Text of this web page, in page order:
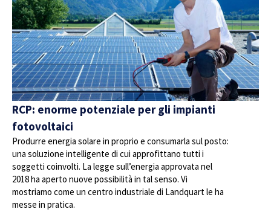
RCP: enorme potenziale per gli impianti
fotovoltaici
Produrre energia solare in proprio e consumarla sul posto:
una soluzione intelligente di cui approfittano tutti i
soggetti coinvolti. La legge sull’energia approvata nel
2018 ha aperto nuove possibilità in tal senso. Vi
mostriamo come un centro industriale di Landquart le ha
messe in pratica.